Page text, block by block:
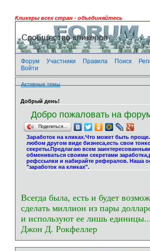
Кликеры всех стран - объединяйтесь
Сообщество кликеров
Форум Участники Правила Поиск
Войти
Активные темы
Добрый день!
Добро пожаловать на
Поделиться…
Заработок на кликах.Что может быть
любом другом виде бизнеса,есть свои
секреты.Предлагаю всем
обмениваться своими секретами
рефссылки и набирайте рефералов. Наша
"заработок на кликах".
Всегда была, есть и будет
сделать миллион из пары
и используют ее лишь
Джон Д. Рокфеллер